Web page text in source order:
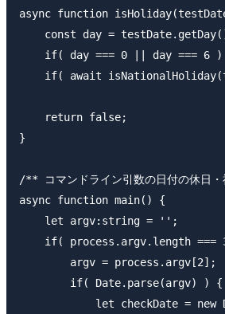
async function
const day =
if( day === 0 || day === 6
if( await
    return false;
}
/** コマンドライン引数の日付の休日
async function main() {
    let argv:string = '';
if( process.argv.length ===
        argv = process.argv[2];
        if( Date.parse(argv) ) {
let checkDate = new